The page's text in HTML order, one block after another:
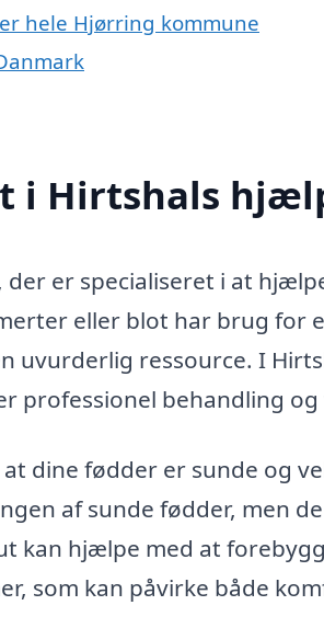
hele Hjørring kommune
i Hirtshals
er specialiseret i at
eller blot har brug for
ressource. I
professionel behandling og
dine fødder er sunde og
af sunde fødder, men
kan hjælpe med at
som kan påvirke både